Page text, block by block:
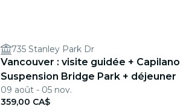
735 Stanley Park Dr
Vancouver : visite guidée + Capilano
Suspension Bridge Park + déjeuner
09 août - 05 nov.
359,00 CA$